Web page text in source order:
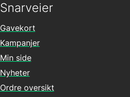
Snarveier
Gavekort
Kampanjer
Min side
Nyheter
Ordre oversikt